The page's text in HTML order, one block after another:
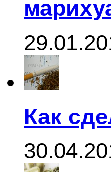
Как